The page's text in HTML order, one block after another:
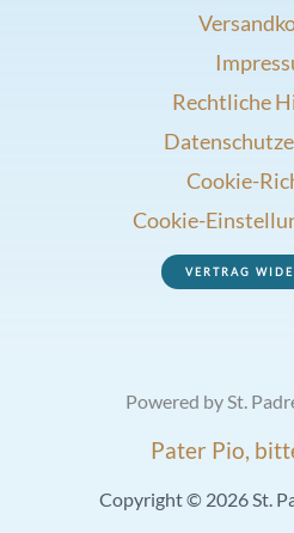
Rechtliche
Cookie-
Cookie-
VERTRAG
Powered by St.
Pater Pio,
Copyright © 2026 St.